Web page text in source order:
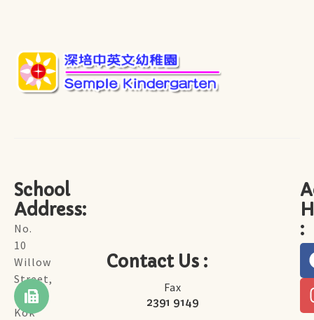
School
Address:
No.
10
Willow
Street,
Tai
Kok
Contact Us :
Fax
2391 9149
: